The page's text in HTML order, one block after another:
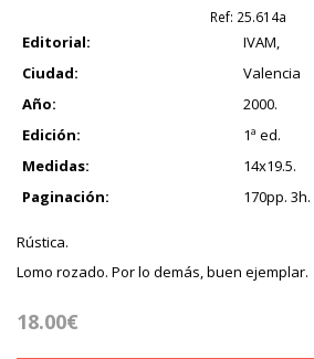
Ref: 25.614a
Editorial:
IVAM,
Ciudad:
Valencia
Año:
2000.
Edición:
1ª ed.
Medidas:
14x19.5.
Paginación:
170pp. 3h.
Rústica.
Lomo rozado. Por lo demás, buen ejemplar.
18.00€